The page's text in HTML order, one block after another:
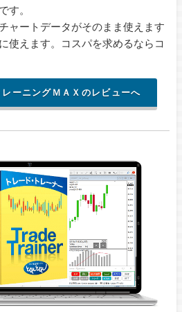
す。
ャートデータがそのまま使えます
使えます。コスパを求めるならコ
ーニングＭＡＸのレビューへ